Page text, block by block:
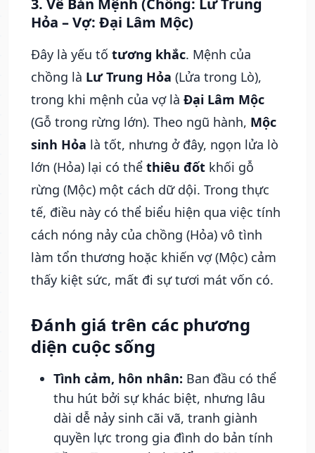
3. Về Bản Mệnh (Chồng: Lư Trung
Hỏa – Vợ: Đại Lâm Mộc)
Đây là yếu tố tương khắc. Mệnh của
chồng là Lư Trung Hỏa (Lửa trong Lò),
trong khi mệnh của vợ là Đại Lâm Mộc
(Gỗ trong rừng lớn). Theo ngũ hành, Mộc
sinh Hỏa là tốt, nhưng ở đây, ngọn lửa lò
lớn (Hỏa) lại có thể thiêu đốt khối gỗ
rừng (Mộc) một cách dữ dội. Trong thực
tế, điều này có thể biểu hiện qua việc tính
cách nóng nảy của chồng (Hỏa) vô tình
làm tổn thương hoặc khiến vợ (Mộc) cảm
thấy kiệt sức, mất đi sự tươi mát vốn có.
Đánh giá trên các phương
diện cuộc sống
Tình cảm, hôn nhân: Ban đầu có thể
thu hút bởi sự khác biệt, nhưng lâu
dài dễ nảy sinh cãi vã, tranh giành
quyền lực trong gia đình do bản tính